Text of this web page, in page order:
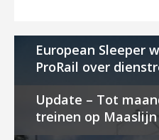
European Sleeper
ProRail over
Update – Tot
treinen op Maaslijn